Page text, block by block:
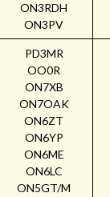
ON3RDH
ON3PV
PD3MR
OO0R
ON7XB
ON7OAK
ON6ZT
ON6YP
ON6ME
ON6LC
ON5GT/M